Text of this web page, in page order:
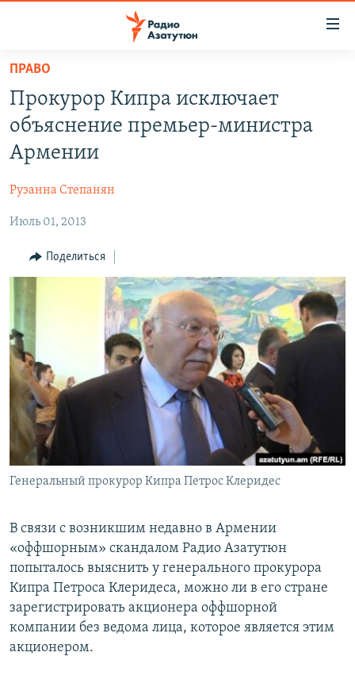
Перейти
основному
содержанию
Перейти
основной
навигации
Перейти
поиску
НОВОСТИ
ПОЛИТИКА
ЭКОНОМИКА
РЕГИОН
НАГОРНЫЙ КАРАБАХ
КУЛЬТУРА
СПОРТ
АРХИВ
Հայերեն
English
Русский
Все сайты Радио Азатутюн
ПРАВО
Прокурор Кипра исключает
объяснение премьер-министра
Армении
Рузанна Степанян
Июль 01, 2013
Поделиться
Генеральный прокурор Кипра Петрос Клеридес
В связи с возникшим недавно в Армении
«оффшорным» скандалом Радио Азатутюн
попыталось выяснить у генерального прокурора
Кипра Петроса Клеридеса, можно ли в его стране
зарегистрировать акционера оффшорной
компании без ведома лица, которое является этим
акционером.